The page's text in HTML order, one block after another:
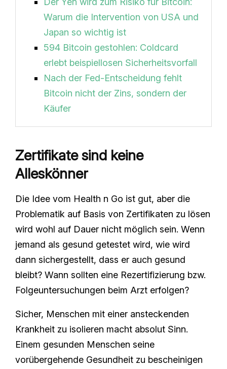
Warum die Intervention von USA und
Japan so wichtig ist
594 Bitcoin gestohlen: Coldcard
erlebt beispiellosen Sicherheitsvorfall
Nach der Fed-Entscheidung fehlt
Bitcoin nicht der Zins, sondern der
Käufer
Zertifikate sind keine
Alleskönner
Die Idee vom Health n Go ist gut, aber die
Problematik auf Basis von Zertifikaten zu lösen
wird wohl auf Dauer nicht möglich sein. Wenn
jemand als gesund getestet wird, wie wird
dann sichergestellt, dass er auch gesund
bleibt? Wann sollten eine Rezertifizierung bzw.
Folgeuntersuchungen beim Arzt erfolgen?
Sicher, Menschen mit einer ansteckenden
Krankheit zu isolieren macht absolut Sinn.
Einem gesunden Menschen seine
vorübergehende Gesundheit zu bescheinigen